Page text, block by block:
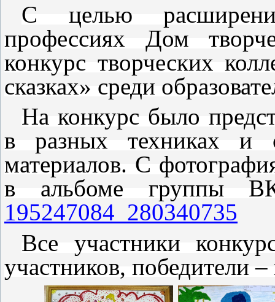
С целью
профессиях Дом
конкурс творческих
сказках» среди
На конкурс было
в разных техниках и
материалов. С
в альбоме группы
195247084_280340735
Все участники
участников, победители